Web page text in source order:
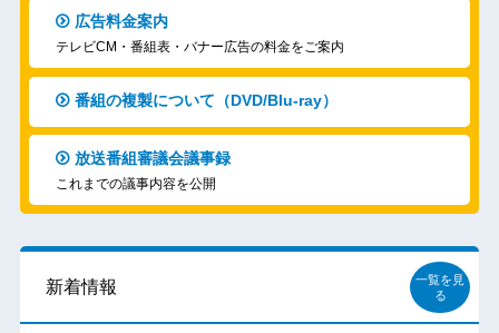
広告料金案内
テレビCM・番組表・バナー広告の料金をご案内
番組の複製について（DVD/Blu-ray）
放送番組審議会議事録
これまでの議事内容を公開
新着情報
一覧を見
る